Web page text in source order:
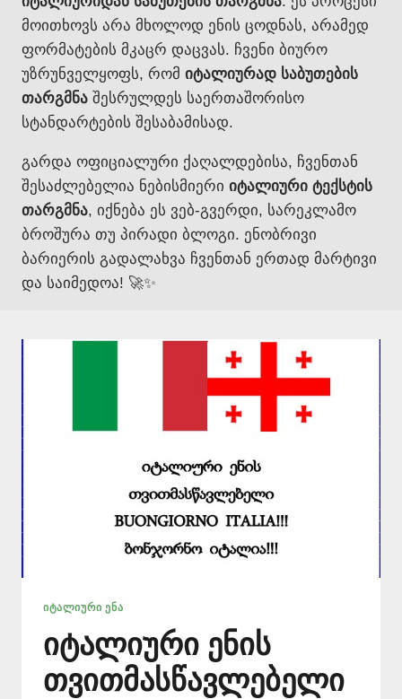
მოითხოვს არა მხოლოდ ენის ცოდნას, არამედ
ფორმატების მკაცრ დაცვას. ჩვენი ბიურო
უზრუნველყოფს, რომ იტალიურად საბუთების
თარგმნა შესრულდეს საერთაშორისო
სტანდარტების შესაბამისად.
გარდა ოფიციალური ქაღალდებისა, ჩვენთან
შესაძლებელია ნებისმიერი იტალიური ტექსტის
თარგმნა, იქნება ეს ვებ-გვერდი, სარეკლამო
ბროშურა თუ პირადი ბლოგი. ენობრივი
ბარიერის გადალახვა ჩვენთან ერთად მარტივი
და საიმედოა! 🚀✨
ᲘᲢᲐᲚᲘᲣᲠᲘ ᲔᲜᲐ
იტალიური ენის
თვითმასწავლებელი